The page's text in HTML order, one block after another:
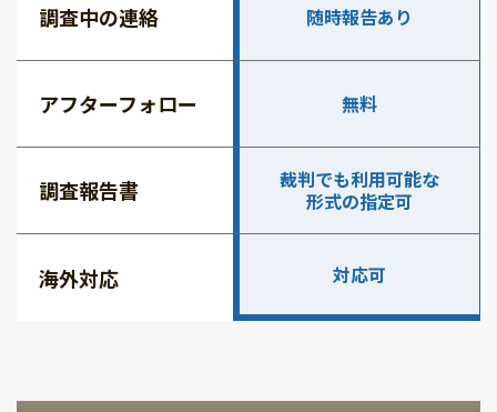
調査中の連絡 随時報告あり
アフターフォロー 無料
調査報告書
裁判でも利用可能な
形式の指定可
海外対応 対応可